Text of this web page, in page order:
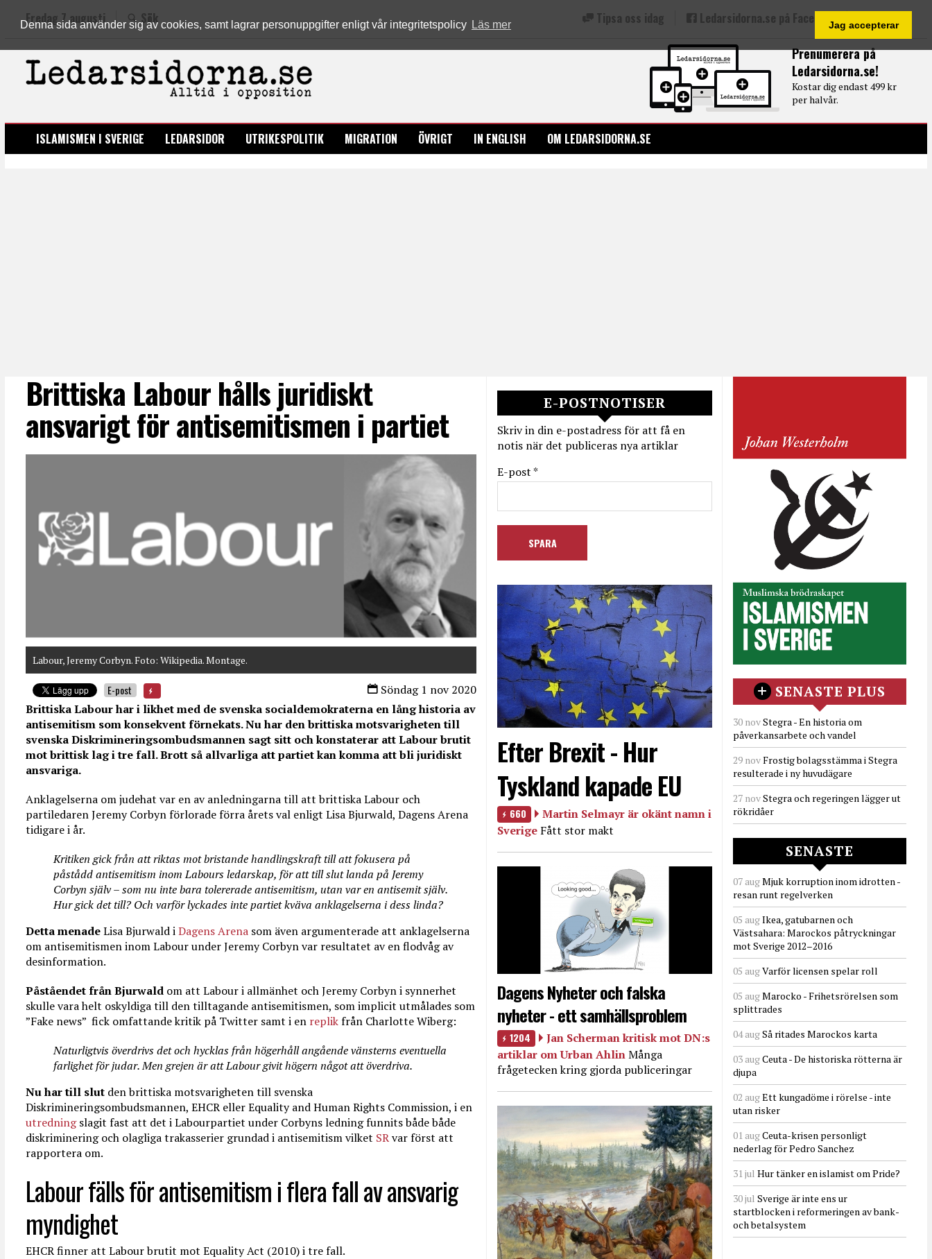
Denna sida använder sig av cookies, samt lagrar personuppgifter enligt vår integritetspolicy Läs mer Jag accepterar
Prenumerera på
Ledarsidorna.se!
Kostar dig endast 499 kr
per halvår.
Fredag 7 augusti Sök Tipsa oss idag Ledarsidorna.se på Facebook
LEDARSIDORNA.SE
ISLAMISMEN I SVERIGE LEDARSIDOR UTRIKESPOLITIK MIGRATION ÖVRIGT IN ENGLISH OM LEDARSIDORNA.SE
Brittiska Labour hålls juridiskt
ansvarigt för antisemitismen i partiet
Labour, Jeremy Corbyn. Foto: Wikipedia. Montage.
Söndag 1 nov 2020
E-post
Brittiska Labour har i likhet med de svenska socialdemokraterna en lång historia av
antisemitism som konsekvent förnekats. Nu har den brittiska motsvarigheten till
svenska Diskrimineringsombudsmannen sagt sitt och konstaterar att Labour brutit
mot brittisk lag i tre fall. Brott så allvarliga att partiet kan komma att bli juridiskt
ansvariga.
Anklagelserna om judehat var en av anledningarna till att brittiska Labour och
partiledaren Jeremy Corbyn förlorade förra årets val enligt Lisa Bjurwald, Dagens Arena
tidigare i år.
Kritiken gick från att riktas mot bristande handlingskraft till att fokusera på
påstådd antisemitism inom Labours ledarskap, för att till slut landa på Jeremy
Corbyn själv – som nu inte bara tolererade antisemitism, utan var en antisemit själv.
Hur gick det till? Och varför lyckades inte partiet kväva anklagelserna i dess linda?
Detta menadeLisa Bjurwald iDagens Arena som även argumenterade att anklagelserna
om antisemitismen inom Labour under Jeremy Corbyn var resultatet av en flodvåg av
desinformation.
Påståendet från Bjurwald om att Labour i allmänhet och Jeremy Corbyn i synnerhet
skulle vara helt oskyldiga till den tilltagande antisemitismen, som implicit utmålades som
”Fake news” fick omfattande kritik på Twitter samt i en replikfrån Charlotte Wiberg:
Naturligtvis överdrivs det och hycklas från högerhåll angående vänsterns eventuella
farlighet för judar. Men grejen är att Labour givit högern något att överdriva.
Nu har till slut den brittiska motsvarigheten till svenska
Diskrimineringsombudsmannen, EHCR eller Equality and Human Rights Commission, i en
utredningslagit fast att det i Labourpartiet under Corbyns ledning funnits både både
diskriminering och olagliga trakasserier grundad i antisemitism vilket SRvar först att
rapportera om.
Labour fälls för antisemitism i flera fall av ansvarig
myndighet
EHCR finner att Labour brutit mot Equality Act (2010) i tre fall.
E-POSTNOTISER
Skriv in din e-postadress för att få en
notis när det publiceras nya artiklar
E-post *
Efter Brexit - Hur
Tyskland kapade EU
660
Martin Selmayr är okänt namn i
Sverige Fått stor makt
Dagens Nyheter och falska
nyheter - ett samhällsproblem
1204
Jan Scherman kritisk mot DN:s
artiklar om Urban AhlinMånga
frågetecken kring gjorda publiceringar
SENASTE PLUS
30 novStegra - En historia om
påverkansarbete och vandel
29 novFrostig bolagsstämma i Stegra
resulterade i ny huvudägare
27 novStegra och regeringen lägger ut
rökridåer
SENASTE
07 augMjuk korruption inom idrotten -
resan runt regelverken
05 augIkea, gatubarnen och
Västsahara: Marockos påtryckningar
mot Sverige 2012–2016
05 augVarför licensen spelar roll
05 augMarocko - Frihetsrörelsen som
splittrades
04 augSå ritades Marockos karta
03 augCeuta - De historiska rötterna är
djupa
02 augEtt kungadöme i rörelse - inte
utan risker
01 augCeuta-krisen personligt
nederlag för Pedro Sanchez
31 jul Hur tänker en islamist om Pride?
30 jul Sverige är inte ens ur
startblocken i reformeringen av bank-
och betalsystem